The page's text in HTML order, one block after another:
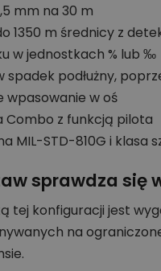
mm na 30 m
1350 m średnicy z
w jednostkach % lub ‰
spadek podłużny,
w oś
Combo z funkcją pilota
MIL-STD-810G i klasa
sprawdza się
tej konfiguracji jest
na